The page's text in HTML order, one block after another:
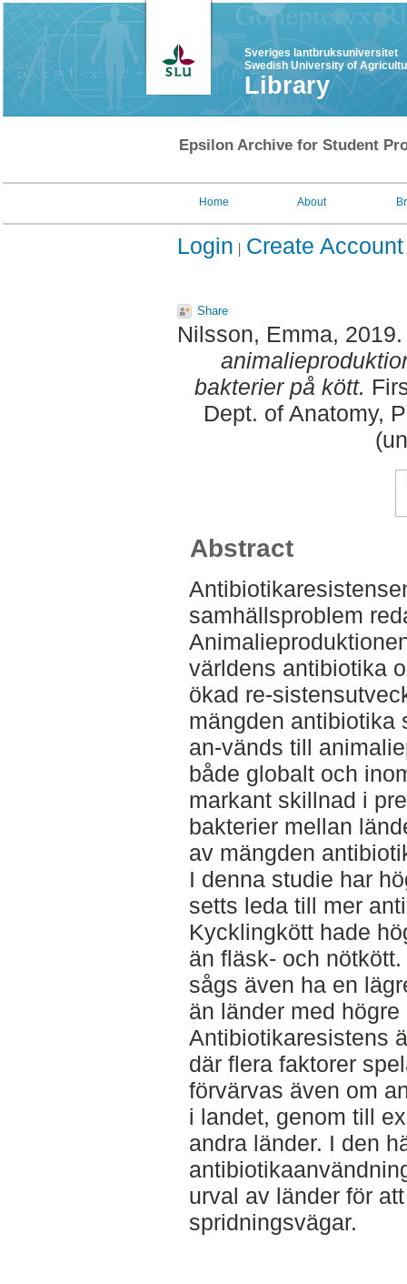
Sveriges lantbruksuniversitet
Swedish University of
Library
Epsilon Archive for Student
Home About
Login Create Account
Share
Nilsson, Emma,
bakterier på kött.
Dept. of Anatomy,
Abstract
samhällsproblem
världens antibiotika
ökad re-
mängden antibiotika
an-vänds till
både globalt och
markant skillnad i
bakterier mellan
av mängden
I denna studie har
setts leda till mer
Kycklingkött hade
än fläsk- och
sågs även ha en
än länder med
Antibiotikaresistens
där flera faktorer
förvärvas även om
i landet, genom till
andra länder. I den
urval av länder för
spridningsvägar.